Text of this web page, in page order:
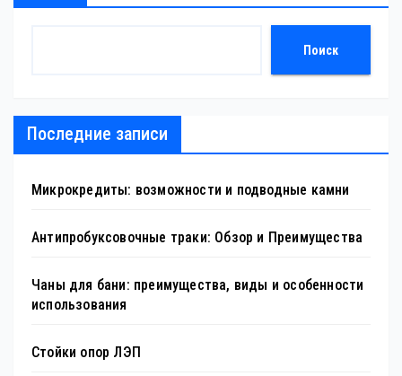
Поиск
Последние записи
Микрокредиты: возможности и подводные камни
Антипробуксовочные траки: Обзор и Преимущества
Чаны для бани: преимущества, виды и особенности
использования
Стойки опор ЛЭП